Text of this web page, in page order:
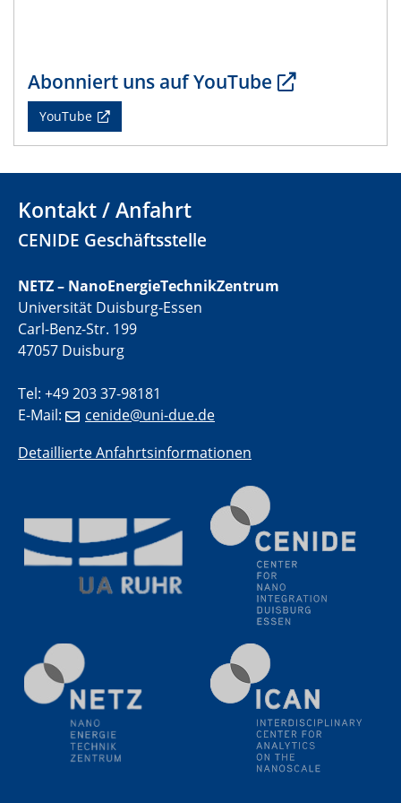
29.05.2024
Physikalisches Kolloquium
04.06.2024
05.06.2024
Antrittsvorlesung
10.06.2024
SFB/TRR 270 Kolloquium
Bundesanstalt für Materialforschung und -prüfung
11.06.2024
SFB 1242 Kolloquium
"Transient core-hole screening in photoexcited ZnO
investigated by time-resolved X-ray absorption
12.06.2024
GDCh Kolloquium
Festkolloquium Verleihung des Zellner-
Wissenschaftspreises Preisträgerin: Dr. Viktorija
Glembockyté Ludwig-Maximilians-Universität München
12.06.2024
Physikalisches Kolloquium
13.06.2024
UDE4future Ringvorlesung
Abonniert uns auf YouTube
YouTube
Kontakt / Anfahrt
CENIDE Geschäftsstelle
NETZ – NanoEnergieTechnikZentrum
Universität Duisburg-Essen
Carl-Benz-Str. 199
47057 Duisburg
Tel: +49 203 37-98181
E-Mail:
cenide@uni-due.de
Detaillierte Anfahrtsinformationen